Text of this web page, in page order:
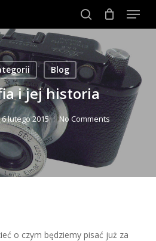
search
Menu
Blog
i jej historia
6 lutego 2015 No Comments
o czym będziemy pisać już za
Menu